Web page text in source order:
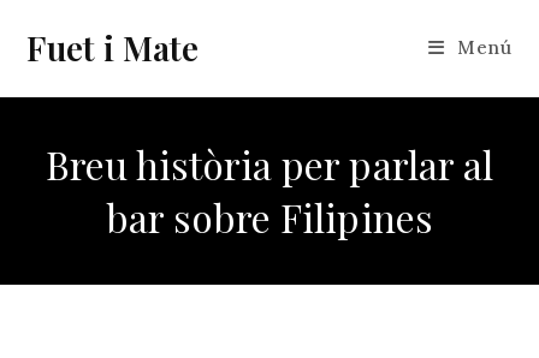
contingut
Fuet i Mate Menú
Breu història per parlar al
bar sobre Filipines